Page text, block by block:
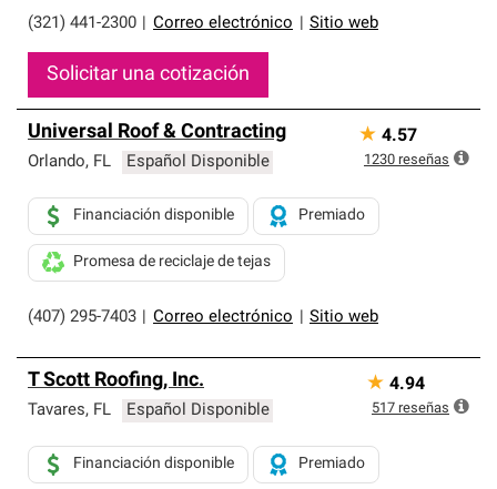
(321) 441-2300 Correo electrónico Sitio web
Solicitar una cotización
Universal Roof & Contracting
Orlando, FL Español Disponible
(407) 295-7403 Correo electrónico Sitio web
Financiación disponible Premiado
Promesa de reciclaje de tejas
★ 4.57
1230 reseñas
T Scott Roofing, Inc.
Tavares, FL Español Disponible
Financiación disponible Premiado
★ 4.94
517 reseñas